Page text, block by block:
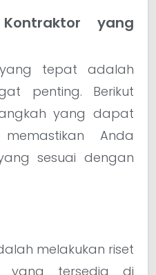
yang
tepat adalah
penting. Berikut
yang dapat
Anda
sesuai dengan
melakukan riset
yang tersedia di